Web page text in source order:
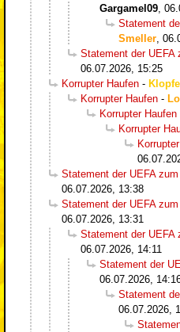
Gargamel09
Statement
Smeller
Statement der UEFA
06.07.2026, 15:25
Korrupter Haufen -
Korrupter Haufen -
Korrupter Haufen
Korrupter
Statement der UEFA
06.07.2026, 13:38
Statement der UEFA
06.07.2026, 13:31
Statement der UEFA
06.07.2026, 14:11
Statement der
06.07.2026,
Statement
06.07.2026,